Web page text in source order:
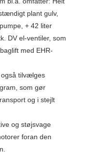
plant gulv,
+ 42 liter
DV el-ventiler, som
med EHR-
også tilvælges
som gør
og i stejlt
og støjsvage
foran den